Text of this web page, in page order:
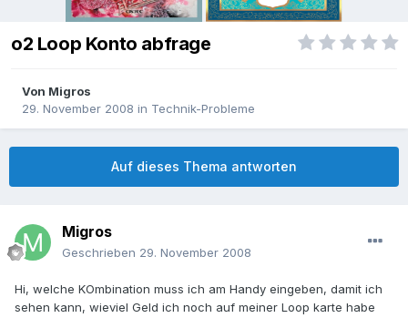
o2 Loop Konto abfrage
Von Migros
29. November 2008 in Technik-Probleme
Auf dieses Thema antworten
Migros
Geschrieben 29. November 2008
Hi, welche KOmbination muss ich am Handy eingeben, damit ich
sehen kann, wieviel Geld ich noch auf meiner Loop karte habe